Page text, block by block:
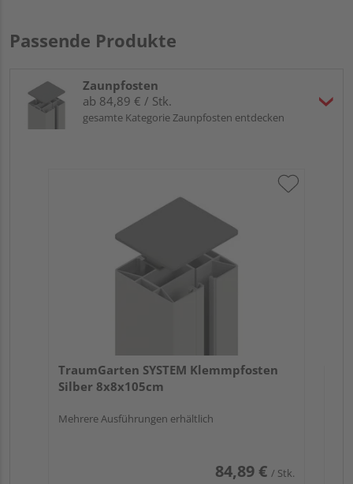
Passende Produkte
Zaunpfosten
ab 84,89 € / Stk.
gesamte Kategorie Zaunpfosten entdecken
TraumGarten SYSTEM Klemmpfosten
Silber 8x8x105cm
Mehrere Ausführungen erhältlich
84,89 € / Stk.